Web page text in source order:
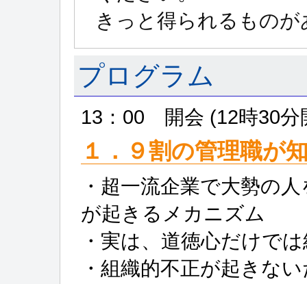
きっと得られるもの
プログラム
13：00 開会 (12時30分
１．９割の管理職が
・超一流企業で大勢の
が起きるメカニズム
・実は、道徳心だけで
・組織的不正が起きな